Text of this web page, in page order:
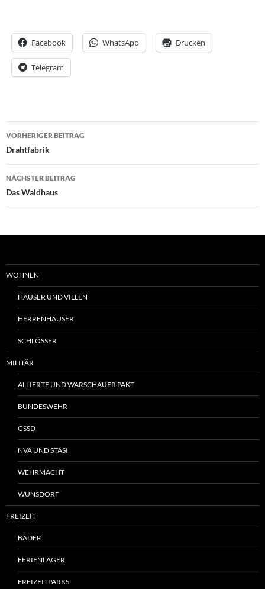
Facebook WhatsApp Drucken
Telegram
Beitrags-
Navigation
VORHERIGER BEITRAG
Drahtfabrik
NÄCHSTER BEITRAG
Das Waldhaus
WOHNEN
HÄUSER UND VILLEN
HERRENHÄUSER
SCHLÖSSER
MILITÄR
ALLIERTE UND WARSCHAUER PAKT
BUNDESWEHR
GSSD
NVA UND STASI
WEHRMACHT
WÜNSDORF
FREIZEIT
BÄDER
FERIENLAGER
FREIZEITPARKS